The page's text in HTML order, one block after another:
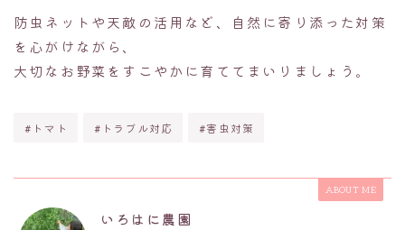
防虫ネットや天敵の活用など、自然に寄り添った対策
を心がけながら、
大切なお野菜をすこやかに育ててまいりましょう。
#トマト #トラブル対応 #害虫対策
ABOUT ME
いろはに農園